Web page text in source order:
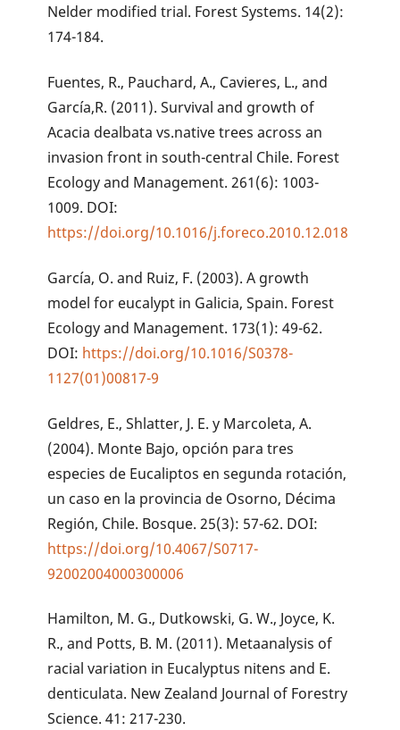
Nelder modified trial. Forest Systems. 14(2):
174-184.
Fuentes, R., Pauchard, A., Cavieres, L., and
García,R. (2011). Survival and growth of
Acacia dealbata vs.native trees across an
invasion front in south-central Chile. Forest
Ecology and Management. 261(6): 1003-
1009. DOI:
https://doi.org/10.1016/j.foreco.2010.12.018
García, O. and Ruiz, F. (2003). A growth
model for eucalypt in Galicia, Spain. Forest
Ecology and Management. 173(1): 49-62.
DOI: https://doi.org/10.1016/S0378-
1127(01)00817-9
Geldres, E., Shlatter, J. E. y Marcoleta, A.
(2004). Monte Bajo, opción para tres
especies de Eucaliptos en segunda rotación,
un caso en la provincia de Osorno, Décima
Región, Chile. Bosque. 25(3): 57-62. DOI:
https://doi.org/10.4067/S0717-
92002004000300006
Hamilton, M. G., Dutkowski, G. W., Joyce, K.
R., and Potts, B. M. (2011). Metaanalysis of
racial variation in Eucalyptus nitens and E.
denticulata. New Zealand Journal of Forestry
Science. 41: 217-230.